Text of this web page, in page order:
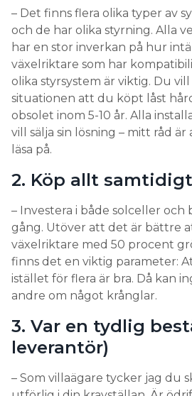
4. Shingelpaneler
Shingelpaneler är uppbyggda
packade remsor som delvis
varandra. Vid tillverkningen
från en högpresterande
cell som tillverkats med PERC-
Den laserskärs i fem eller sex
som förses med ett elektriskt
skikt längs ena långsidan.
med en liten överlapp som
att hela panelens yta kan
effektiviteten, en shingelpanel i
kommer upp i effekter en god
En fördel med Shingel-
celler normalt förbinds
varje rad agerar som en
är också relativt billiga att
ett ganska kostnadseffektivt
det finns risk för skuggning.
– Det finns flera olika typer av
och de har olika styrning. Alla
har en stor inverkan på hur
växelriktare som har
olika styrsystem är viktig. Du
situationen att du köpt låst
obsolet inom 5-10 år. Alla
vill sälja sin lösning – mitt råd
läsa på.
2. Köp allt samtidigt
– Investera i både solceller och
gång. Utöver att det är bättre
växelriktare med 50 procent
finns det en viktig parameter:
istället för flera är bra. Då kan
andre om något krånglar.
3. Var en tydlig
leverantör)
– Som villaägare tycker jag du